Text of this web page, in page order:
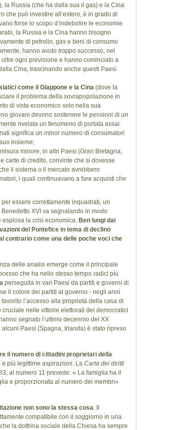
la Russia (che ha dalla sua il gas) e la Cina
che può investire all’estero, è in grado di
forse lo scopo d’indebolire le economie
la Russia e la Cina hanno bisogno
di petrolio, gas e beni di consumo
hanno avuto troppo successo, nel
ogni previsione e hanno cominciato a
Cina, trascinando anche questi Paesi
come il Giappone e la Cina (dove la
il problema della sovrapopolazione in
di vista economico solo nella sua
giovani devono sostenere le pensioni di un
rivelata un fenomeno di portata assai
significa un minor numero di consumatori
insieme;
minore, in altri Paesi (Gran Bretagna,
carte di credito, convinte che si dovesse
il sistema o il mercato avrebbero
i quali continuavano a fare acquisti che
essere correttamente inquadrati, un
XVI va segnalando in modo
esplosa la crisi economica. Ben lungi dal
del Pontefice in tema di declino
contrario come una delle poche voci che
delle analisi emerge come il principale
che ha nello stesso tempo radici più
perseguita in vari Paesi da partiti e governi di
il colore dei partiti al governo - negli anni
l’accesso alla proprietà della casa di
nelle vittorie elettorali dei democratici
segnato l’ultimo decennio del XX
Paesi (Spagna, Irlanda) è stato ripreso
il numero di cittadini proprietari della
e più legittime aspirazioni. La Carta dei diritti
al numero 11 prevede: « La famiglia ha il
e proporzionata al numero dei membri»
non sono la stessa cosa. Il
compatibile con il soggiorno in una
la dottrina sociale della Chiesa ha sempre